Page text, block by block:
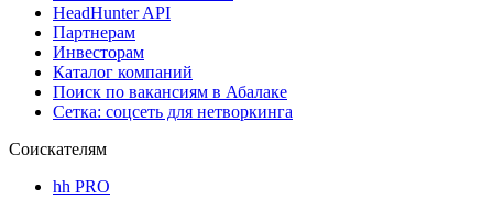
HeadHunter API
Партнерам
Инвесторам
Каталог компаний
Поиск по вакансиям в Абалаке
Сетка: соцсеть для нетворкинга
Соискателям
hh PRO